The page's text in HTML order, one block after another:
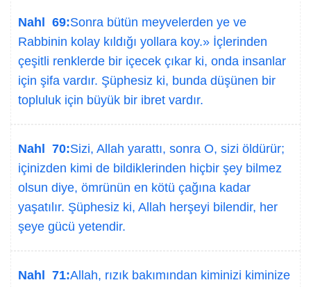
Nahl 69:Sonra bütün meyvelerden ye ve
Rabbinin kolay kıldığı yollara koy.» İçlerinden
çeşitli renklerde bir içecek çıkar ki, onda insanlar
için şifa vardır. Şüphesiz ki, bunda düşünen bir
topluluk için büyük bir ibret vardır.
Nahl 70:Sizi, Allah yarattı, sonra O, sizi öldürür;
içinizden kimi de bildiklerinden hiçbir şey bilmez
olsun diye, ömrünün en kötü çağına kadar
yaşatılır. Şüphesiz ki, Allah herşeyi bilendir, her
şeye gücü yetendir.
Nahl 71:Allah, rızık bakımından kiminizi kiminize